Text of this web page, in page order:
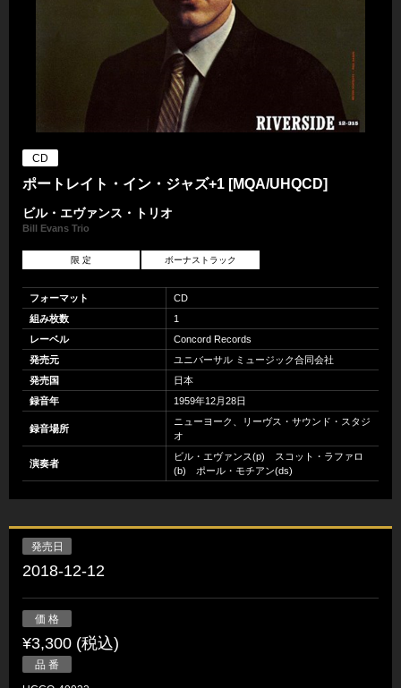
CD
ポートレイト・イン・ジャズ+1 [MQA/UHQCD]
ビル・エヴァンス・トリオ
Bill Evans Trio
限 定 ボーナストラック
フォーマット
CD
組み枚数
1
レーベル
Concord Records
発売元
ユニバーサル ミュージック合同会社
発売国
日本
録音年
1959年12月28日
録音場所
ニューヨーク、リーヴス・サウンド・スタジ
オ
演奏者
ビル・エヴァンス(p) スコット・ラファロ
(b) ポール・モチアン(ds)
発売日
2018-12-12
価 格
¥3,300 (税込)
品 番